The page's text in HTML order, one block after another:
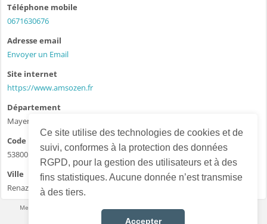
Ce site utilise des technologies de cookies et de
suivi, conformes à la protection des données
RGPD, pour la gestion des utilisateurs et à des
fins statistiques. Aucune donnée n’est transmise
à des tiers.
Accepter
Téléphone mobile
0671630676
Adresse email
Envoyer un Email
Site internet
https://www.amsozen.fr
Département
Mayenne - 53
Code postal
53800
Ville
Renazé
Mentions légales Conditions d’utilisation·Données personnelles